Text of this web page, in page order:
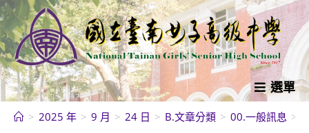
跳
轉
至
主
要
內
選單
> 2025 年 > 9 月 > 24 日 > B.文章分類 > 00.一般訊息 >